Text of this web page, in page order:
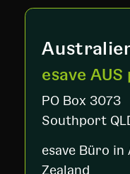
esave
PO Box 3073
Southport
esave Büro in
Zealand